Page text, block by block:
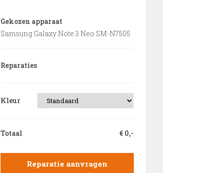
Gekozen apparaat
Samsung Galaxy Note 3 Neo SM-N7505
Reparaties
Kleur
Totaal € 0,-
Reparatie aanvragen